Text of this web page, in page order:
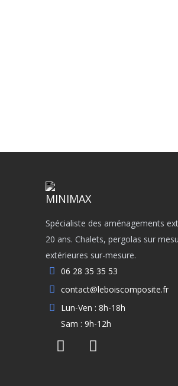
Spécialiste des aménagements
20 ans. Chalets, pergolas sur
extérieures sur-mesure.
06 28 35 35 53
contact@leboiscomposite.fr
Lun-Ven : 8h-18h
Sam : 9h-12h